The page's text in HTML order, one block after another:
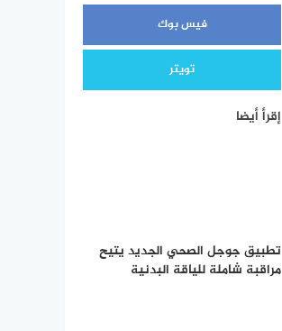
فيس بوك
تويتر
إقرأ أيضا
تطبيق جوجل الصحي الجديد يتيح
مراقبة شاملة للياقة البدنية